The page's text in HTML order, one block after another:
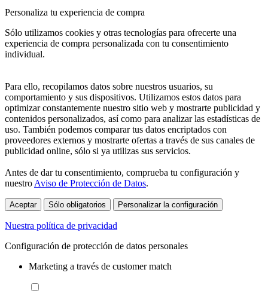
Personaliza tu experiencia de compra
Sólo utilizamos cookies y otras tecnologías para ofrecerte una
experiencia de compra personalizada con tu consentimiento
individual.
Para ello, recopilamos datos sobre nuestros usuarios, su
comportamiento y sus dispositivos. Utilizamos estos datos para
optimizar constantemente nuestro sitio web y mostrarte publicidad y
contenidos personalizados, así como para analizar las estadísticas de
uso. También podemos comparar tus datos encriptados con
proveedores externos y mostrarte ofertas a través de sus canales de
publicidad online, sólo si ya utilizas sus servicios.
Antes de dar tu consentimiento, comprueba tu configuración y
nuestroAviso de Protección de Datos.
Aceptar Sólo obligatorios Personalizar la configuración
Nuestra política de privacidad
Configuración de protección de datos personales
Marketing a través de customer match